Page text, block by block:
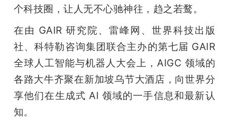
心
专
题
个科技圈，让人无不心驰神往，趋之若鹜。
在由 GAIR 研究院、雷峰网、世界科技出版
社、科特勒咨询集团联合主办的第七届 GAIR
全球人工智能与机器人大会上，AIGC 领域的
各路大牛齐聚在新加坡乌节大酒店，向世界分
享他们在生成式 AI 领域的一手信息和最新认
知。